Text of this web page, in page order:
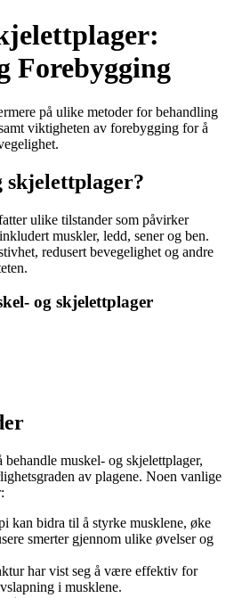
Forebygging
på ulike metoder for behandling
viktigheten av forebygging for å
skjelettplager?
ulike tilstander som påvirker
muskler, ledd, sener og ben.
redusert bevegelighet og andre
og skjelettplager
muskel- og skjelettplager,
av plagene. Noen vanlige
kan bidra til å styrke musklene, øke
smerter gjennom ulike øvelser og
har vist seg å være effektiv for
i musklene.